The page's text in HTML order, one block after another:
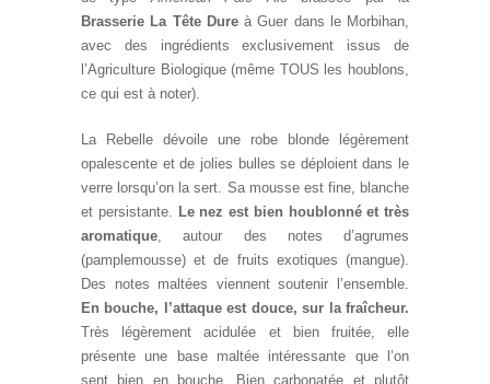
Brasserie La Tête Dure à Guer dans le Morbihan,
avec des ingrédients exclusivement issus de
l’Agriculture Biologique (même TOUS les houblons,
ce qui est à noter).
La Rebelle dévoile une robe blonde légèrement
opalescente et de jolies bulles se déploient dans le
verre lorsqu’on la sert. Sa mousse est fine, blanche
et persistante. Le nez est bien houblonné et très
aromatique, autour des notes d’agrumes
(pamplemousse) et de fruits exotiques (mangue).
Des notes maltées viennent soutenir l’ensemble.
En bouche, l’attaque est douce, sur la fraîcheur.
Très légèrement acidulée et bien fruitée, elle
présente une base maltée intéressante que l’on
sent bien en bouche. Bien carbonatée et plutôt